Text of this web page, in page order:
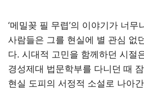
‘메밀꽂 필 무렵’의 이야기가 너무
사람들은 그를 현실에 별 관심 없
다. 시대적 고민을 함께하던 시절
경성제대 법문학부를 다니던 때
현실 도피의 서정적 소설로 나아